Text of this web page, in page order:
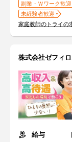
副業・Ｗワーク歓迎
未経験者歓迎
家庭教師のトライの
株式会社ゼフィ
給与